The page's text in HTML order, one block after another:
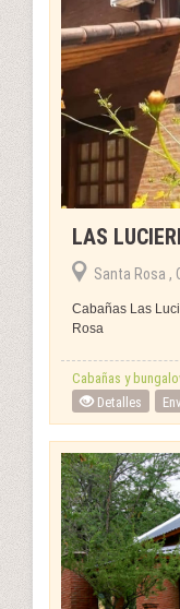
LAS
Santa Rosa ,
Cabañas Las
Rosa
Cabañas y
Detalles